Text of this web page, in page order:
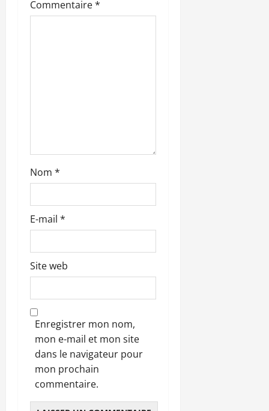
’
c
l
Commentaire*
Nom *
E-mail *
Site web
Enregistrer mon nom,
mon e-mail et mon site
dans le navigateur pour
mon prochain
commentaire.